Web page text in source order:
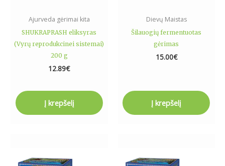
Ajurveda gėrimai kita
SHUKRAPRASH eliksyras
(Vyrų reprodukcinei sistemai)
200 g
12.89€
Į krepšelį
Dievų Maistas
Šilauogių fermentuotas
gėrimas
15.00€
Į krepšelį